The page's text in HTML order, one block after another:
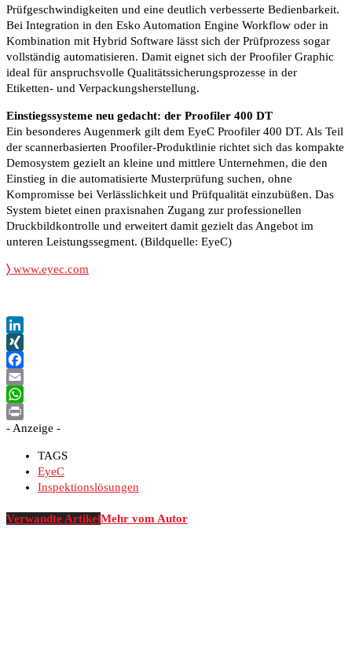
Prüfgeschwindigkeiten und eine deutlich verbesserte Bedienbarkeit.
Bei Integration in den Esko Automation Engine Workflow oder in
Kombination mit Hybrid Software lässt sich der Prüfprozess sogar
vollständig automatisieren. Damit eignet sich der Proofiler Graphic
ideal für anspruchsvolle Qualitätssicherungsprozesse in der
Etiketten- und Verpackungsherstellung.
Einstiegssysteme neu gedacht: der Proofiler 400 DT
Ein besonderes Augenmerk gilt dem EyeC Proofiler 400 DT. Als Teil
der scannerbasierten Proofiler-Produktlinie richtet sich das kompakte
Demosystem gezielt an kleine und mittlere Unternehmen, die den
Einstieg in die automatisierte Musterprüfung suchen, ohne
Kompromisse bei Verlässlichkeit und Prüfqualität einzubüßen. Das
System bietet einen praxisnahen Zugang zur professionellen
Druckbildkontrolle und erweitert damit gezielt das Angebot im
unteren Leistungssegment. (Bildquelle: EyeC)
〉 www.eyec.com
LinkedIn
XING
Facebook
Email
WhatsApp
Print
- Anzeige -
TAGS
EyeC
Inspektionslösungen
Verwandte ArtikelMehr vom Autor